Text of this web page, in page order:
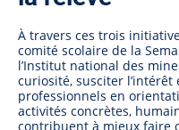
À travers ces trois
comité scolaire de la
l’Institut national des
curiosité, susciter
professionnels en
activités concrètes,
contribuent à mieux faire